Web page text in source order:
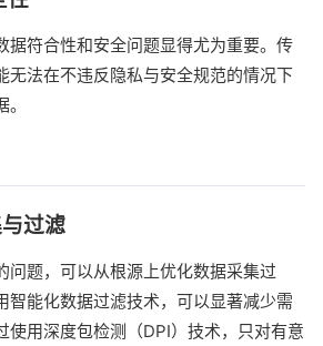
据符合性和安全问题显得尤为重要。传
无法在不违反隐私与安全规范的情况下
过滤
问题，可以从根源上优化数据采集过
智能化数据过滤技术，可以显著减少需
使用深度包检测（DPI）技术，只对有意